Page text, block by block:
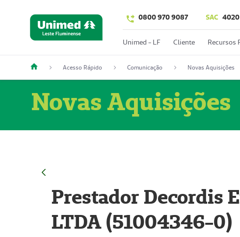
0800 970 9087 SAC
Unimed - LF Cliente Recursos
Acesso Rápido Comunicação Novas Aquisições
Novas Aquisições
Prestador Decordis
LTDA (51004346-0)